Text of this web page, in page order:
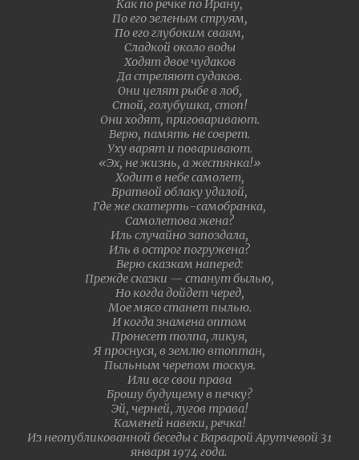
Как по речке по Ирану,
По его зеленым струям,
По его глубоким сваям,
Сладкой около воды
Ходят двое чудаков
Да стреляют судаков.
Они целят рыбе в лоб,
Стой, голубушка, стоп!
Они ходят, приговаривают.
Верю, память не соврет.
Уху варят и поваривают.
«Эх, не жизнь, а жестянка!»
Ходит в небе самолет,
Братвой облаку удалой,
Где же скатерть-самобранка,
Самолетова жена?
Иль случайно запоздала,
Иль в острог погружена?
Верю сказкам наперед:
Прежде сказки — станут былью,
Но когда дойдет черед,
Мое мясо станет пылью.
И когда знамена оптом
Пронесет толпа, ликуя,
Я проснуся, в землю втоптан,
Пыльным черепом тоскуя.
Или все свои права
Брошу будущему в печку?
Эй, черней, лугов трава!
Каменей навеки, речка!
Из неопубликованной беседы с Варварой Арутчевой 31
января 1974 года.